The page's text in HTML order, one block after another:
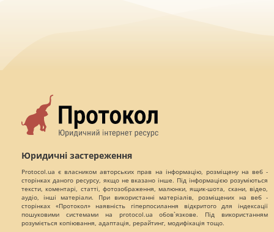
Юридичні застереження
Protocol.ua є власником авторських прав на інформацію, розміщену на веб -
сторінках даного ресурсу, якщо не вказано інше. Під інформацією розуміються
тексти, коментарі, статті, фотозображення, малюнки, ящик-шота, скани, відео,
аудіо, інші матеріали. При використанні матеріалів, розміщених на веб -
сторінках «Протокол» наявність гіперпосилання відкритого для індексації
пошуковими системами на protocol.ua обов`язкове. Під використанням
розуміється копіювання, адаптація, рерайтинг, модифікація тощо.